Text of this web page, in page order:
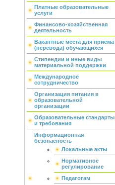
Платные образовательные
услуги
Финансово-хозяйственная
деятельность
Вакантные места для приема
(перевода) обучающихся
Стипендии и иные виды
материальной поддержки
Международное
сотрудничество
Организация питания в
образовательной
организации
Образовательные стандарты
и требования
Информационная
безопасность
Локальные акты
Нормативное
регулирование
Педагогам